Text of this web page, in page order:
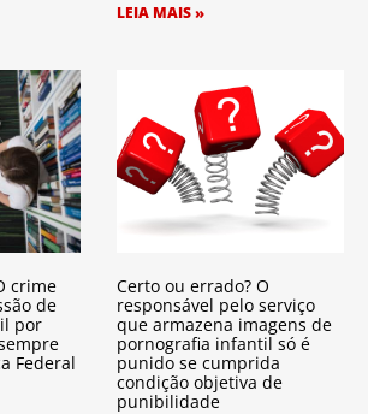
LEIA MAIS »
crime
de
por
Federal
Certo ou errado? O
responsável pelo serviço
que armazena imagens de
pornografia infantil só é
punido se cumprida
condição objetiva de
punibilidade